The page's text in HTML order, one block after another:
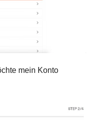
mein Konto